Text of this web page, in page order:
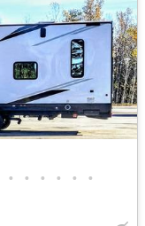
• • • • • •